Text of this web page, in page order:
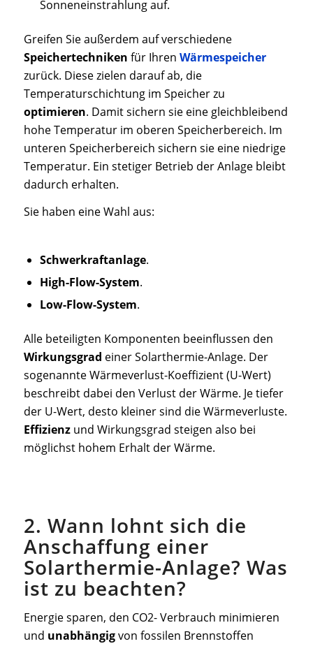
Sonneneinstrahlung auf.
Greifen Sie außerdem auf verschiedene
Speichertechniken für Ihren Wärmespeicher
zurück. Diese zielen darauf ab, die
Temperaturschichtung im Speicher zu
optimieren. Damit sichern sie eine gleichbleibend
hohe Temperatur im oberen Speicherbereich. Im
unteren Speicherbereich sichern sie eine niedrige
Temperatur. Ein stetiger Betrieb der Anlage bleibt
dadurch erhalten.
Sie haben eine Wahl aus:
Schwerkraftanlage.
High-Flow-System.
Low-Flow-System.
Alle beteiligten Komponenten beeinflussen den
Wirkungsgrad einer Solarthermie-Anlage. Der
sogenannte Wärmeverlust-Koeffizient (U-Wert)
beschreibt dabei den Verlust der Wärme. Je tiefer
der U-Wert, desto kleiner sind die Wärmeverluste.
Effizienzund Wirkungsgrad steigen also bei
möglichst hohem Erhalt der Wärme.
2. Wann lohnt sich die
Anschaffung einer
Solarthermie-Anlage? Was
ist zu beachten?
Energie sparen, den CO2- Verbrauch minimieren
und unabhängigvon fossilen Brennstoffen